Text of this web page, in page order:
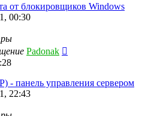
от блокировщиков Windows
00:30
Padonak
- панель управления сервером
22:43